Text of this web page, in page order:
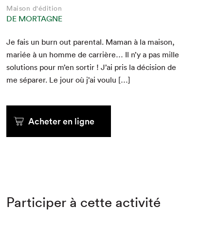
Maison d'édition
DE MORTAGNE
Je fais un burn out parental. Maman à la mai­son,
mar­iée à un homme de car­rière… Il n’y a pas mille
solu­tions pour m’en sor­tir ! J’ai pris la déci­sion de
me sépar­er. Le jour où j’ai voulu […]
Acheter en ligne
Participer à cette activité